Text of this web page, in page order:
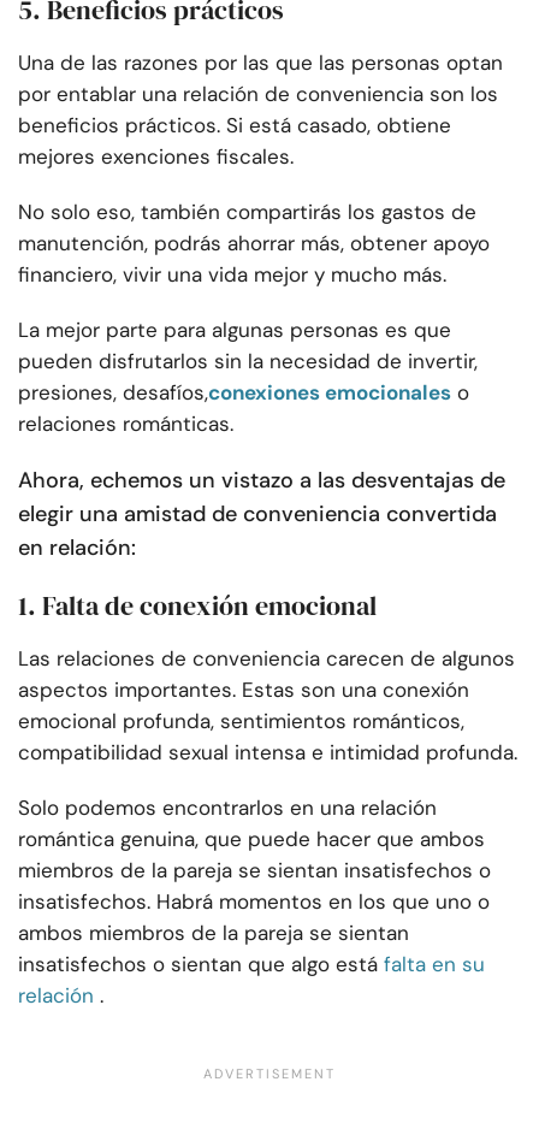
5. Beneficios prácticos
Una de las razones por las que las personas optan
por entablar una relación de conveniencia son los
beneficios prácticos. Si está casado, obtiene
mejores exenciones fiscales.
No solo eso, también compartirás los gastos de
manutención, podrás ahorrar más, obtener apoyo
financiero, vivir una vida mejor y mucho más.
La mejor parte para algunas personas es que
pueden disfrutarlos sin la necesidad de invertir,
presiones, desafíos,conexiones emocionales o
relaciones románticas.
Ahora, echemos un vistazo a las desventajas de
elegir una amistad de conveniencia convertida
en relación:
1. Falta de conexión emocional
Las relaciones de conveniencia carecen de algunos
aspectos importantes. Estas son una conexión
emocional profunda, sentimientos románticos,
compatibilidad sexual intensa e intimidad profunda.
Solo podemos encontrarlos en una relación
romántica genuina, que puede hacer que ambos
miembros de la pareja se sientan insatisfechos o
insatisfechos. Habrá momentos en los que uno o
ambos miembros de la pareja se sientan
insatisfechos o sientan que algo está falta en su
relación .